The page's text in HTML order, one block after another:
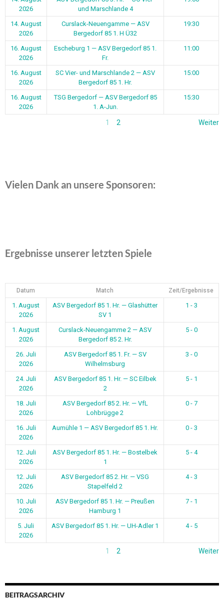
2026
und Marschlande 4
14. August
2026
Curslack-Neuengamme — ASV
Bergedorf 85 1. H Ü32
19:30
16. August
2026
Escheburg 1 — ASV Bergedorf 85 1.
Fr.
11:00
16. August
2026
SC Vier- und Marschlande 2 — ASV
Bergedorf 85 1. Hr.
15:00
16. August
2026
TSG Bergedorf — ASV Bergedorf 85
1. A-Jun.
15:30
1 2 Weiter
Vielen Dank an unsere Sponsoren:
Ergebnisse unserer letzten Spiele
Datum Match Zeit/Ergebnisse
1. August
2026
ASV Bergedorf 85 1. Hr. — Glashütter
SV 1
1 - 3
1. August
2026
Curslack-Neuengamme 2 — ASV
Bergedorf 85 2. Hr.
5 - 0
26. Juli
2026
ASV Bergedorf 85 1. Fr. — SV
Wilhelmsburg
3 - 0
24. Juli
2026
ASV Bergedorf 85 1. Hr. — SC Eilbek
2
5 - 1
18. Juli
2026
ASV Bergedorf 85 2. Hr. — VfL
Lohbrügge 2
0 - 7
16. Juli
2026
Aumühle 1 — ASV Bergedorf 85 1. Hr. 0 - 3
12. Juli
2026
ASV Bergedorf 85 1. Hr. — Bostelbek
1
5 - 4
12. Juli
2026
ASV Bergedorf 85 2. Hr. — VSG
Stapelfeld 2
4 - 3
10. Juli
2026
ASV Bergedorf 85 1. Hr. — Preußen
Hamburg 1
7 - 1
5. Juli
2026
ASV Bergedorf 85 1. Hr. — UH-Adler 1 4 - 5
1 2 Weiter
BEITRAGSARCHIV